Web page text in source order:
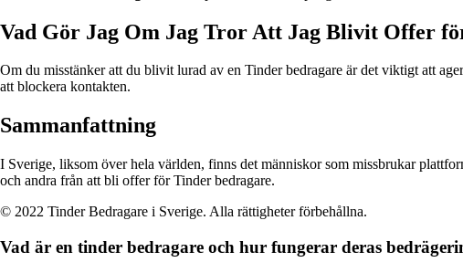
Vad Gör Jag Om Jag Tror Att Jag Blivit Offer
Om du misstänker att du blivit lurad av en Tinder bedragare är det viktigt att
att blockera kontakten.
Sammanfattning
I Sverige, liksom över hela världen, finns det människor som missbrukar
och andra från att bli offer för Tinder bedragare.
© 2022 Tinder Bedragare i Sverige. Alla rättigheter förbehållna.
Vad är en tinder bedragare och hur fungerar deras